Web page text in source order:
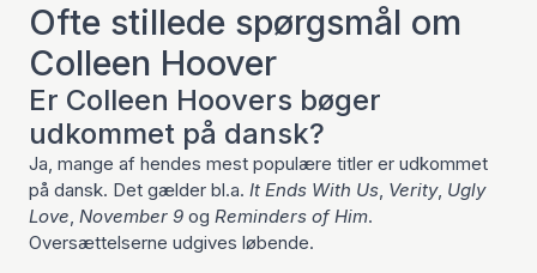
Ofte stillede spørgsmål om
Colleen Hoover
Er Colleen Hoovers bøger
udkommet på dansk?
Ja, mange af hendes mest populære titler er udkommet
på dansk. Det gælder bl.a. It Ends With Us, Verity, Ugly
Love, November 9 og Reminders of Him.
Oversættelserne udgives løbende.